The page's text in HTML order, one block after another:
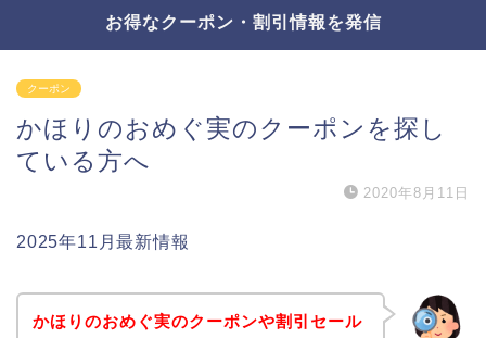
お得なクーポン・割引情報を発信
クーポン
かほりのおめぐ実のクーポンを探し
ている方へ
2020年8月11日
2025年11月最新情報
かほりのおめぐ実のクーポンや割引セール